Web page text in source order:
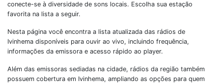
conecte-se à diversidade de sons locais. Escolha sua estação
favorita na lista a seguir.
Nesta página você encontra a lista atualizada das rádios de
Ivinhema disponíveis para ouvir ao vivo, incluindo frequência,
informações da emissora e acesso rápido ao player.
Além das emissoras sediadas na cidade, rádios da região também
possuem cobertura em Ivinhema, ampliando as opções para quem